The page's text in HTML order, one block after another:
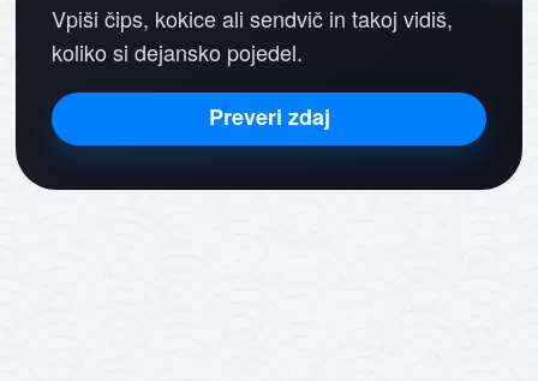
Vpiši čips, kokice ali sendvič in takoj vidiš,
koliko si dejansko pojedel.
Preveri zdaj